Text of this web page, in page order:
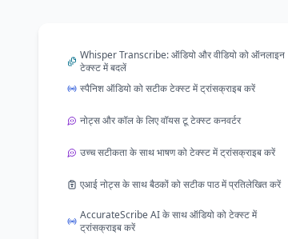
Whisper Transcribe: ऑडियो और वीडियो को ऑनलाइन
टेक्स्ट में बदलें
स्पैनिश ऑडियो को सटीक टेक्स्ट में ट्रांसक्राइब करें
नोट्स और कॉल के लिए वॉयस टू टेक्स्ट कनवर्टर
उच्च सटीकता के साथ भाषण को टेक्स्ट में ट्रांसक्राइब करें
एआई नोट्स के साथ बैठकों को सटीक पाठ में प्रतिलेखित करें
AccurateScribe AI के साथ ऑडियो को टेक्स्ट में
ट्रांसक्राइब करें